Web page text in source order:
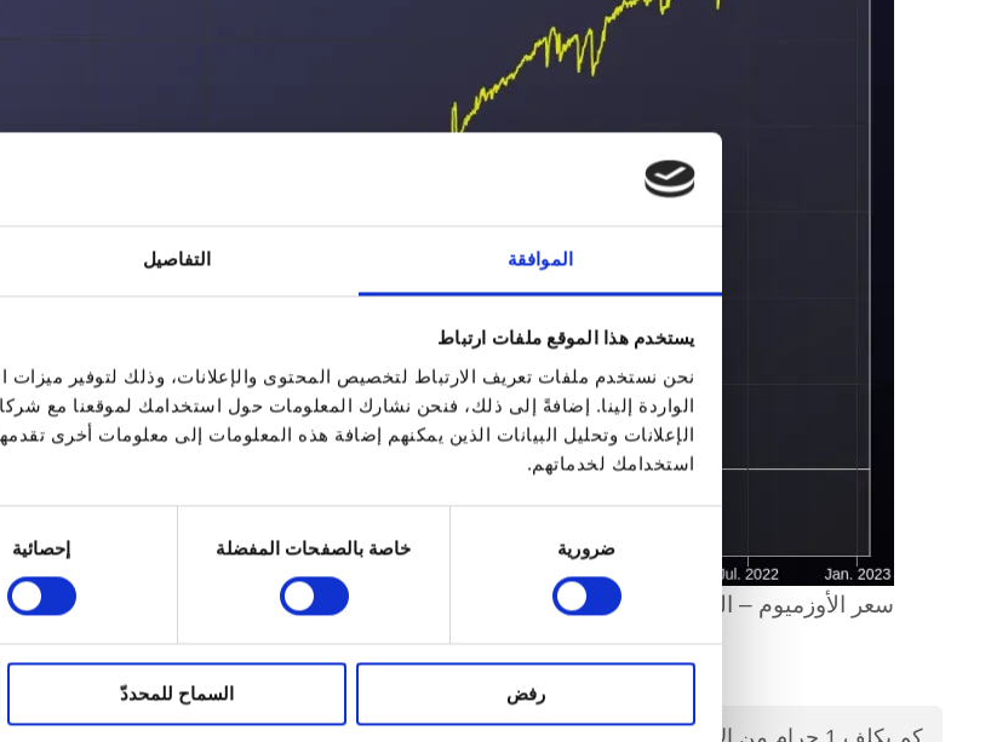
الموافقة التفاصيل
يستخدم هذا الموقع ملفات ارتباط
نحن نستخدم ملفات تعريف الارتباط لتخصيص المحتوى والإعلانات، وذلك لتوفير ميزات
الواردة إلينا. إضافةً إلى ذلك، فنحن نشارك المعلومات حول استخدامك لموقعنا مع
الإعلانات وتحليل البيانات الذين يمكنهم إضافة هذه المعلومات إلى معلومات أخرى
استخدامك لخدماتهم.
ضرورية خاصة بالصفحات المفضلة إحصائية
رفض السماح للمحددّ
سعر الأوزميوم – التطوير على مدى السنوات الخمس الماضية
كم يكلف 1 جرام من الأوزميوم؟